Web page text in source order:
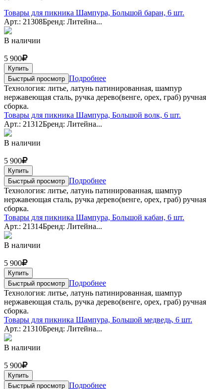
Товары для пикника Шампура, Большой баран, 6 шт.
Арт.: 21308Бренд: Литейна...
В наличии
5 900
Купить
Быстрый просмотр Подробнее
Технология: литье, латунь патинированная, шампур
нержавеющая сталь, ручка дерево(венге, орех, граб) ручная
сборка.
Товары для пикника Шампура, Большой волк, 6 шт.
Арт.: 21312Бренд: Литейна...
В наличии
5 900
Купить
Быстрый просмотр Подробнее
Технология: литье, латунь патинированная, шампур
нержавеющая сталь, ручка дерево(венге, орех, граб) ручная
сборка.
Товары для пикника Шампура, Большой кабан, 6 шт.
Арт.: 21314Бренд: Литейна...
В наличии
5 900
Купить
Быстрый просмотр Подробнее
Технология: литье, латунь патинированная, шампур
нержавеющая сталь, ручка дерево(венге, орех, граб) ручная
сборка.
Товары для пикника Шампура, Большой медведь, 6 шт.
Арт.: 21310Бренд: Литейна...
В наличии
5 900
Купить
Быстрый просмотр Подробнее